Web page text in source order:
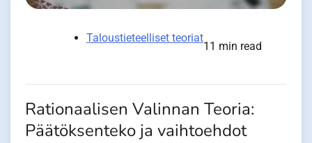
Taloustieteelliset teoriat
11 min read
Rationaalisen Valinnan Teoria:
Päätöksenteko ja vaihtoehdot